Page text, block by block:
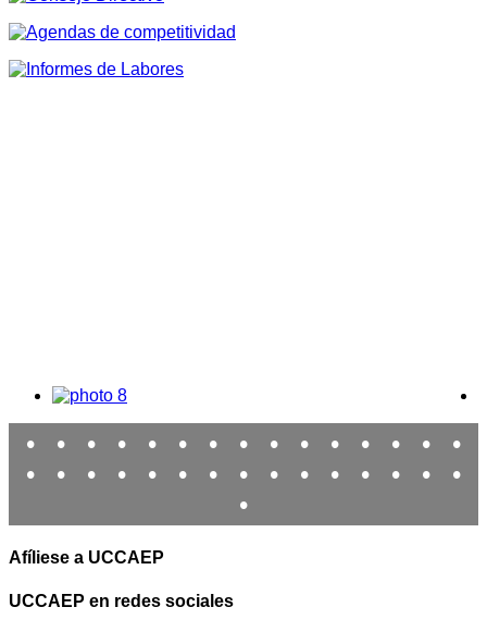
• • • • • • • • • • • • • •
•
•
• • • • • • • • • • • • •
•
•
Afíliese a UCCAEP
UCCAEP en redes sociales